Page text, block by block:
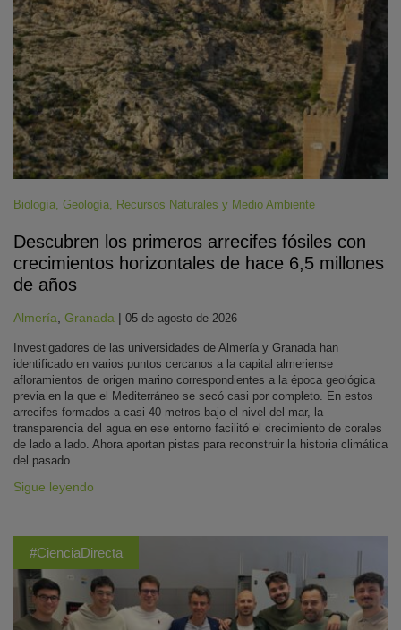
Biología, Geología, Recursos Naturales y Medio Ambiente
Descubren los primeros arrecifes fósiles con
crecimientos horizontales de hace 6,5 millones
de años
Almería, Granada | 05 de agosto de 2026
Investigadores de las universidades de Almería y Granada han
identificado en varios puntos cercanos a la capital almeriense
afloramientos de origen marino correspondientes a la época geológica
previa en la que el Mediterráneo se secó casi por completo. En estos
arrecifes formados a casi 40 metros bajo el nivel del mar, la
transparencia del agua en ese entorno facilitó el crecimiento de corales
de lado a lado. Ahora aportan pistas para reconstruir la historia climática
del pasado.
Sigue leyendo
#CienciaDirecta